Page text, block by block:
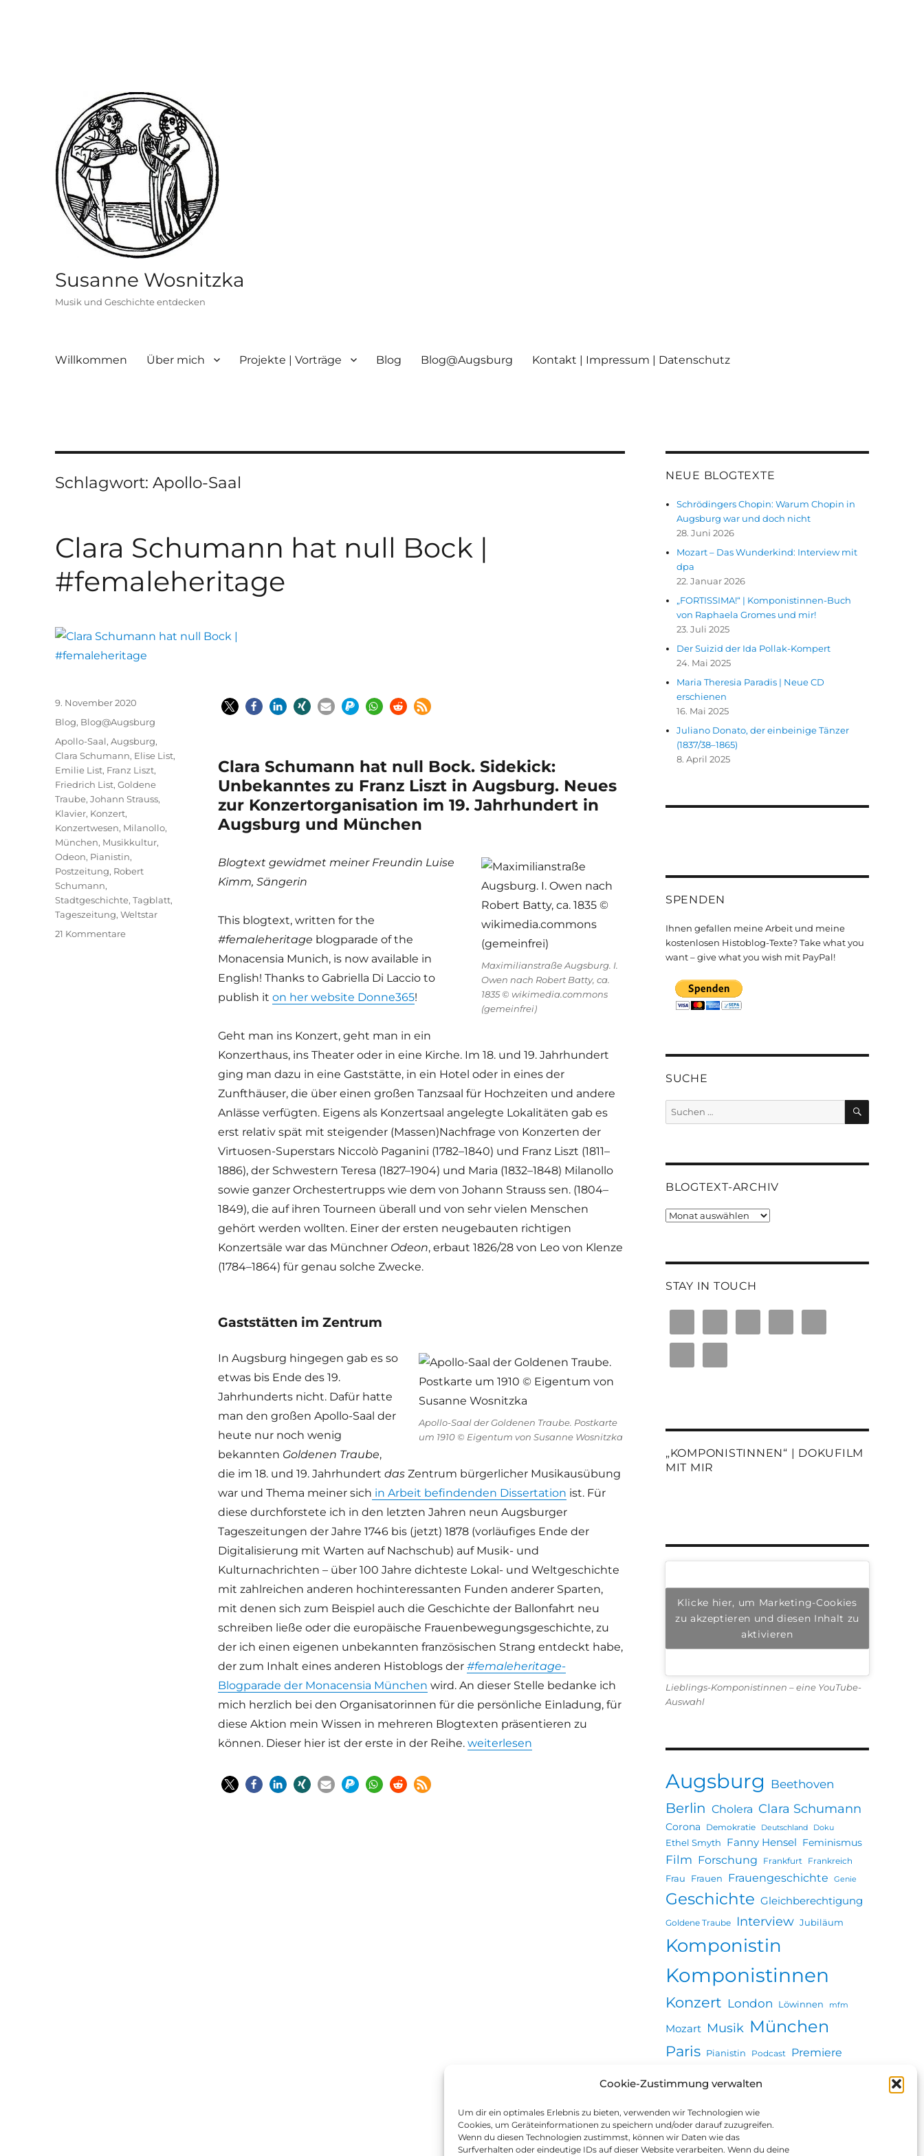
Cookie-Zustimmung verwalten
Um dir ein optimales Erlebnis zu bieten, verwenden wir Technologien wie
Cookies, um Geräteinformationen zu speichern und/oder darauf zuzugreifen.
Wenn du diesen Technologien zustimmst, können wir Daten wie das
Surfverhalten oder eindeutige IDs auf dieser Website verarbeiten. Wenn du deine
Susanne Wosnitzka
Musik und Geschichte entdecken
Willkommen Über mich Projekte | Vorträge Blog Blog@Augsburg Kontakt | Impressum | Datenschutz
Schlagwort:Apollo-Saal
Clara Schumann hat null Bock |
#femaleheritage
Clara Schumann hat null Bock. Sidekick:
Unbekanntes zu Franz Liszt in Augsburg. Neues
zur Konzertorganisation im 19. Jahrhundert in
Augsburg und München
Maximilianstraße Augsburg. I.
Owen nach Robert Batty, ca.
1835 © wikimedia.commons
(gemeinfrei)
Blogtext gewidmet meiner Freundin Luise
Kimm, Sängerin
This blogtext, written for the
#femaleheritage blogparade of the
Monacensia Munich, is now available in
English! Thanks to Gabriella Di Laccio to
publish it on her website Donne365!
Geht man ins Konzert, geht man in ein
Konzerthaus, ins Theater oder in eine Kirche. Im 18. und 19. Jahrhundert
ging man dazu in eine Gaststätte, in ein Hotel oder in eines der
Zunfthäuser, die über einen großen Tanzsaal für Hochzeiten und andere
Anlässe verfügten. Eigens als Konzertsaal angelegte Lokalitäten gab es
erst relativ spät mit steigender (Massen)Nachfrage von Konzerten der
Virtuosen-Superstars Niccolò Paganini (1782–1840) und Franz Liszt (1811–
1886), der Schwestern Teresa (1827–1904) und Maria (1832–1848) Milanollo
sowie ganzer Orchestertrupps wie dem von Johann Strauss sen. (1804–
1849), die auf ihren Tourneen überall und von sehr vielen Menschen
gehört werden wollten. Einer der ersten neugebauten richtigen
Konzertsäle war das Münchner Odeon, erbaut 1826/28 von Leo von Klenze
(1784–1864) für genau solche Zwecke.
Gaststätten im Zentrum
Apollo-Saal der Goldenen Traube. Postkarte
um 1910 © Eigentum von Susanne Wosnitzka
In Augsburg hingegen gab es so
etwas bis Ende des 19.
Jahrhunderts nicht. Dafür hatte
man den großen Apollo-Saal der
heute nur noch wenig
bekannten Goldenen Traube,
die im 18. und 19. Jahrhundert dasZentrum bürgerlicher Musikausübung
war und Thema meiner sich in Arbeit befindenden Dissertation ist. Für
diese durchforstete ich in den letzten Jahren neun Augsburger
Tageszeitungen der Jahre 1746 bis (jetzt) 1878 (vorläufiges Ende der
Digitalisierung mit Warten auf Nachschub) auf Musik- und
Kulturnachrichten – über 100 Jahre dichteste Lokal- und Weltgeschichte
mit zahlreichen anderen hochinteressanten Funden anderer Sparten,
mit denen sich zum Beispiel auch die Geschichte der Ballonfahrt neu
schreiben ließe oder die europäische Frauenbewegungsgeschichte, zu
der ich einen eigenen unbekannten französischen Strang entdeckt habe,
der zum Inhalt eines anderen Histoblogs der #femaleheritage-
Blogparade der Monacensia München wird. An dieser Stelle bedanke ich
mich herzlich bei den Organisatorinnen für die persönliche Einladung, für
diese Aktion mein Wissen in mehreren Blogtexten präsentieren zu
können. Dieser hier ist der erste in der Reihe. „Clara Schumann hat null Bock | #femaleheritage“
weiterlesen
Veröffentlicht
am
9. November 2020
Kategorien
Blog, Blog@Augsburg
Schlagwörter
Apollo-Saal,Augsburg,
Clara Schumann, Elise List,
Emilie List, Franz Liszt,
Friedrich List,Goldene
Traube,Johann Strauss,
Klavier, Konzert,
Konzertwesen, Milanollo,
München, Musikkultur,
Odeon, Pianistin,
Postzeitung, Robert
Schumann,
Stadtgeschichte,Tagblatt,
Tageszeitung,Weltstar
21 Kommentarezu
NEUE BLOGTEXTE
Schrödingers Chopin: Warum Chopin in
Augsburg war und doch nicht
28. Juni 2026
Mozart – Das Wunderkind: Interview mit
dpa
22. Januar 2026
„FORTISSIMA!“ | Komponistinnen-Buch
von Raphaela Gromes und mir!
23. Juli 2025
Der Suizid der Ida Pollak-Kompert
24. Mai 2025
Maria Theresia Paradis | Neue CD
erschienen
16. Mai 2025
Juliano Donato, der einbeinige Tänzer
(1837/38–1865)
8. April 2025
SPENDEN
Ihnen gefallen meine Arbeit und meine
kostenlosen Histoblog-Texte? Take what you
want – give what you wish mit PayPal!
SUCHE
Suchen
SUCHEN
BLOGTEXT-ARCHIV
Blogtext-
STAY IN TOUCH
„KOMPONISTINNEN“ | DOKUFILM
MIT MIR
Klicke hier, um Marketing-Cookies
zu akzeptieren und diesen Inhalt zu
aktivieren
Lieblings-Komponistinnen – eine YouTube-
Auswahl
Augsburg Beethoven
Berlin Cholera Clara Schumann
Corona Demokratie Deutschland Doku
Ethel Smyth Fanny Hensel Feminismus
Film Forschung Frankfurt Frankreich
Frau Frauen Frauengeschichte Genie
Geschichte Gleichberechtigung
Goldene Traube Interview Jubiläum
Komponistin
Komponistinnen
Konzert London Löwinnen mfm
Mozart Musik München
Paris Pianistin Podcast Premiere
Stadtgeschichte
Vortrag Wien